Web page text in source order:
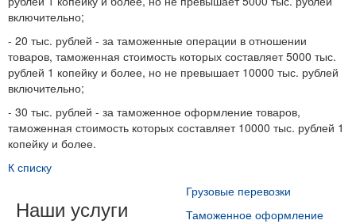
включительно;
- 20 тыс. рублей - за таможенные операции в отношении
товаров, таможенная стоимость которых составляет 5000 тыс.
рублей 1 копейку и более, но не превышает 10000 тыс. рублей
включительно;
- 30 тыс. рублей - за таможенное оформление товаров,
таможенная стоимость которых составляет 10000 тыс. рублей 1
копейку и более.
К списку
Наши услуги
Грузовые перевозки
Таможенное оформление